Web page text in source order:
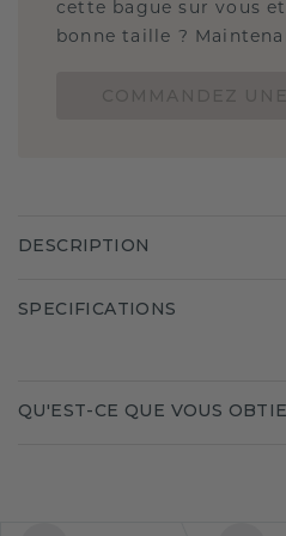
cette bague sur vous
bonne taille ?
DESCRIPTION
SPECIFICATIONS
QU'EST-CE QUE VOUS